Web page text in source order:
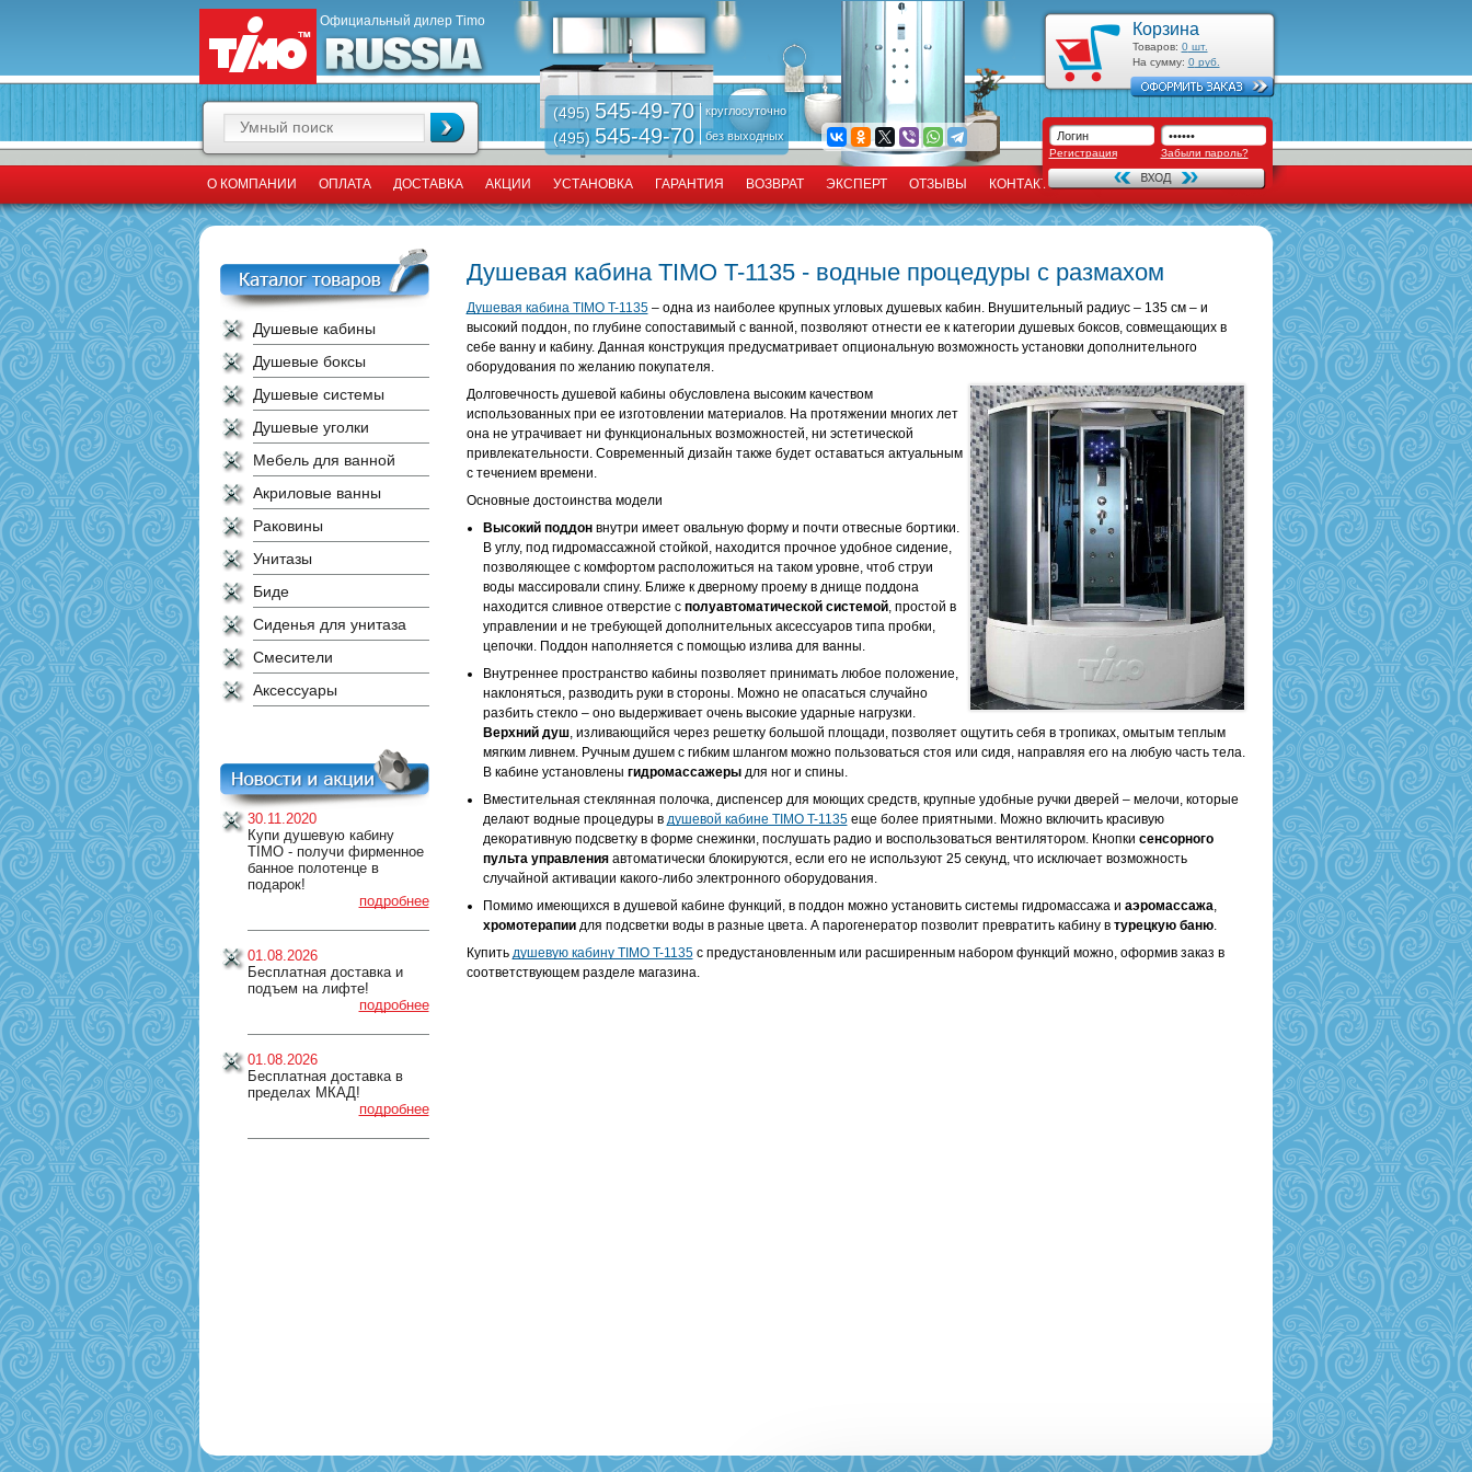
Официальный дилер Timo
(495) 545-49-70
(495)545-49-70
круглосуточно
без выходных
Корзина
Товаров: 0шт.
На сумму: 0руб.
Регистрация Забыли пароль?
О КОМПАНИИ ОПЛАТА ДОСТАВКА АКЦИИ УСТАНОВКА ГАРАНТИЯ ВОЗВРАТ ЭКСПЕРТ ОТЗЫВЫ КОНТАКТЫ
Душевые кабины
Душевые боксы
Душевые системы
Душевые уголки
Мебель для ванной
Акриловые ванны
Раковины
Унитазы
Биде
Сиденья для унитаза
Смесители
Аксессуары
30.11.2020
Купи душевую кабину
TIMO - получи фирменное
банное полотенце в
подарок!
подробнее
01.08.2026
Бесплатная доставка и
подъем на лифте!
подробнее
01.08.2026
Бесплатная доставка в
пределах МКАД!
подробнее
Душевая кабина TIMO T-1135 - водные процедуры с размахом
Душевая кабина TIMO T-1135– одна из наиболее крупных угловых душевых кабин. Внушительный радиус – 135 см – и
высокий поддон, по глубине сопоставимый с ванной, позволяют отнести ее к категории душевых боксов, совмещающих в
себе ванну и кабину. Данная конструкция предусматривает опциональную возможность установки дополнительного
оборудования по желанию покупателя.
Долговечность душевой кабины обусловлена высоким качеством
использованных при ее изготовлении материалов. На протяжении многих лет
она не утрачивает ни функциональных возможностей, ни эстетической
привлекательности. Современный дизайн также будет оставаться актуальным
с течением времени.
Основные достоинства модели
Высокий поддонвнутри имеет овальную форму и почти отвесные бортики.
В углу, под гидромассажной стойкой, находится прочное удобное сидение,
позволяющее с комфортом расположиться на таком уровне, чтоб струи
воды массировали спину. Ближе к дверному проему в днище поддона
находится сливное отверстие с полуавтоматической системой, простой в
управлении и не требующей дополнительных аксессуаров типа пробки,
цепочки. Поддон наполняется с помощью излива для ванны.
Внутреннее пространство кабины позволяет принимать любое положение,
наклоняться, разводить руки в стороны. Можно не опасаться случайно
разбить стекло – оно выдерживает очень высокие ударные нагрузки.
Верхний душ, изливающийся через решетку большой площади, позволяет ощутить себя в тропиках, омытым теплым
мягким ливнем. Ручным душем с гибким шлангом можно пользоваться стоя или сидя, направляя его на любую часть тела.
В кабине установлены гидромассажерыдля ног и спины.
Вместительная стеклянная полочка, диспенсер для моющих средств, крупные удобные ручки дверей – мелочи, которые
делают водные процедуры в душевой кабине TIMO T-1135еще более приятными. Можно включить красивую
декоративную подсветку в форме снежинки, послушать радио и воспользоваться вентилятором. Кнопки сенсорного
пульта управленияавтоматически блокируются, если его не используют 25 секунд, что исключает возможность
случайной активации какого-либо электронного оборудования.
Помимо имеющихся в душевой кабине функций, в поддон можно установить системы гидромассажа и аэромассажа,
хромотерапиидля подсветки воды в разные цвета. А парогенератор позволит превратить кабину в турецкую баню.
Купить душевую кабину TIMO T-1135с предустановленным или расширенным набором функций можно, оформив заказ в
соответствующем разделе магазина.